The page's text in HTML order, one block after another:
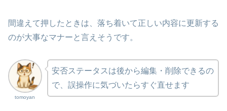
間違えて押したときは、落ち着いて正しい内容に更新する
のが大事なマナーと言えそうです。
tomoyan
安否ステータスは後から編集・削除できるの
で、誤操作に気づいたらすぐ直せます